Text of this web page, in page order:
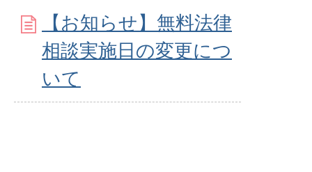
【お知らせ】無料法律
相談実施日の変更につ
いて